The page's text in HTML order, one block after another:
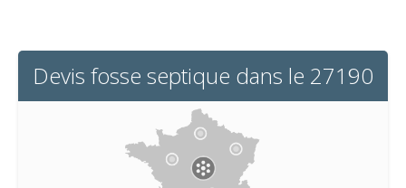
Devis fosse septique dans le 27190